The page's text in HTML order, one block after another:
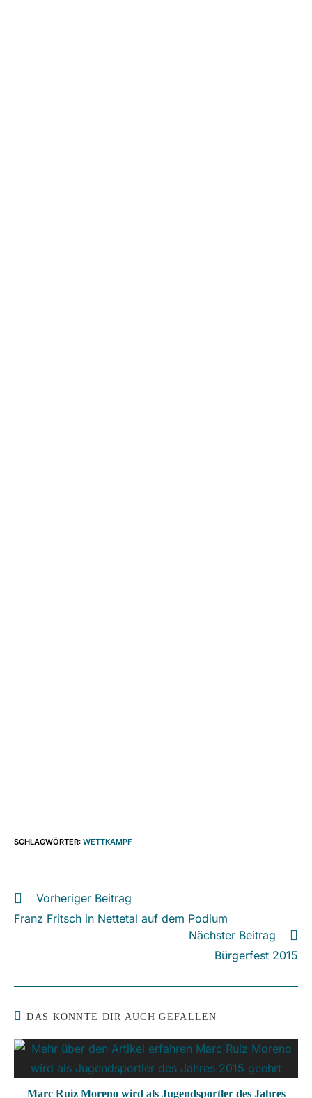
SCHLAGWÖRTER: WETTKAMPF
Weitere
ansehen
Vorheriger Beitrag
Franz Fritsch in Nettetal auf dem Podium
Nächster Beitrag
Bürgerfest 2015
DAS KÖNNTE DIR AUCH GEFALLEN
Marc Ruiz Moreno wird als Jugendsportler des Jahres